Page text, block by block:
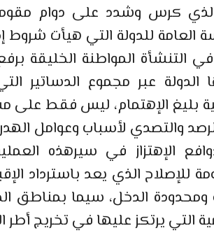
الذي كرس وشدد على دوام
العامة للدولة التي هيأت شروط
التنشأة المواطنة الخليقة
الدولة عبر مجموع
بليغ الإهتمام، ليس فقط على
والتصدي لأسباب وعوامل
الإهتزاز في سيرهذه
للإصلاح الذي يعد باسترداد
الدخل، سيما بمناطق
التي يرتكز عليها في تخريج أطر